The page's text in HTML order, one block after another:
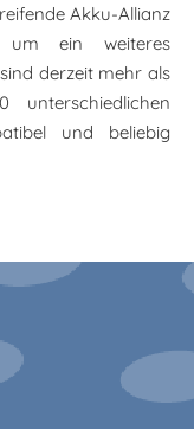
Akku-Allianz
um ein weiteres
derzeit mehr als
und beliebig